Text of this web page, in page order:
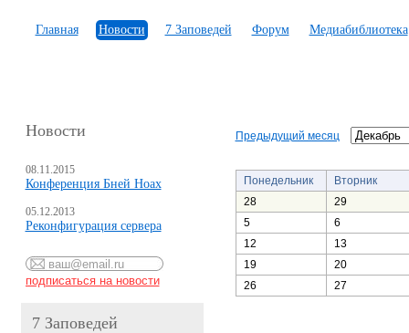
Главная Новости 7 Заповедей Форум Медиабиблиотека
Новости
08.11.2015
Конференция Бней Ноах
05.12.2013
Реконфигурация сервера
7 Заповедей
Предыдущий месяц
Понедельник
Вторник
28
29
5
6
12
13
19
20
26
27